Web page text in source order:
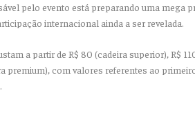
pelo evento está preparando uma mega
internacional ainda a ser revelada.
a partir de R$ 80 (cadeira superior), R$
premium), com valores referentes ao